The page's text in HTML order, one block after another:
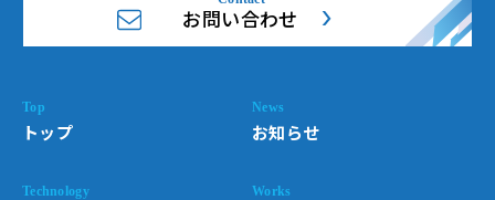
お問い合わせ
トップ お知らせ